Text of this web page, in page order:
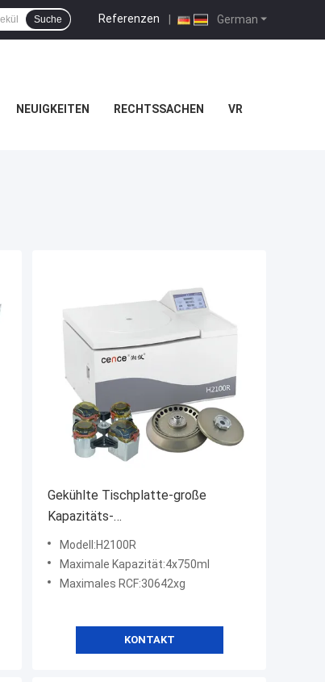
German
Referenzen |
Suche
NEUIGKEITEN RECHTSSACHEN VR
Gekühlte Tischplatte-große
Kapazitäts-
Hochgeschwindigkeitszentrifuge
der Zentrifugen-Maschinen-
H2100R
Modell:H2100R
Maximale Kapazität:4x750ml
Maximales RCF:30642xg
KONTAKT